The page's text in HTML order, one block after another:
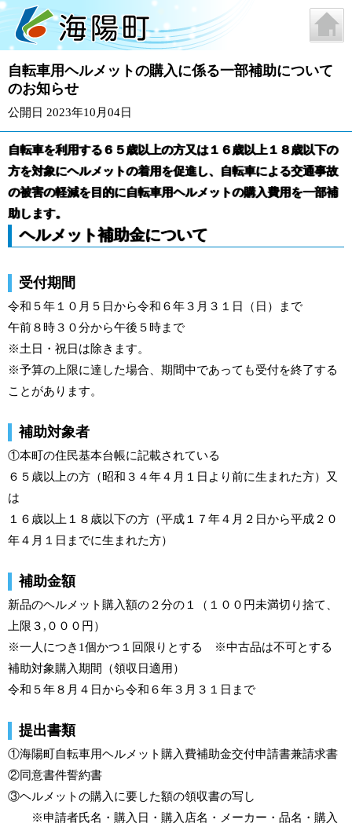
自転車用ヘルメットの購入に係る一部補助について
のお知らせ
公開日 2023年10月04日
自転車を利用する６５歳以上の方又は１６歳以上１８歳以下の
方を対象にヘルメットの着用を促進し、自転車による交通事故
の被害の軽減を目的に自転車用ヘルメットの購入費用を一部補
助します。
ヘルメット補助金について
受付期間
令和５年１０月５日から令和６年３月３１日（日）まで
午前８時３０分から午後５時まで
※土日・祝日は除きます。
※予算の上限に達した場合、期間中であっても受付を終了する
ことがあります。
補助対象者
①本町の住民基本台帳に記載されている
６５歳以上の方（昭和３４年４月１日より前に生まれた方）又
は
１６歳以上１８歳以下の方（平成１７年４月２日から平成２０
年４月１日までに生まれた方）
補助金額
新品のヘルメット購入額の２分の１（１００円未満切り捨て、
上限３,０００円）
※一人につき1個かつ１回限りとする ※中古品は不可とする
補助対象購入期間（領収日適用）
令和５年８月４日から令和６年３月３１日まで
提出書類
①海陽町自転車用ヘルメット購入費補助金交付申請書兼請求書
②同意書件誓約書
③ヘルメットの購入に要した額の領収書の写し
※申請者氏名・購入日・購入店名・メーカー・品名・購入